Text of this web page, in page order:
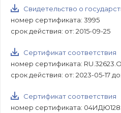
Свидетельство о
номер сертификата: 3995
срок действия: от: 2015-09-25
Сертификат соответствия
номер сертификата:
срок действия: от: 2023-05-17
Сертификат соответствия
номер сертификата: